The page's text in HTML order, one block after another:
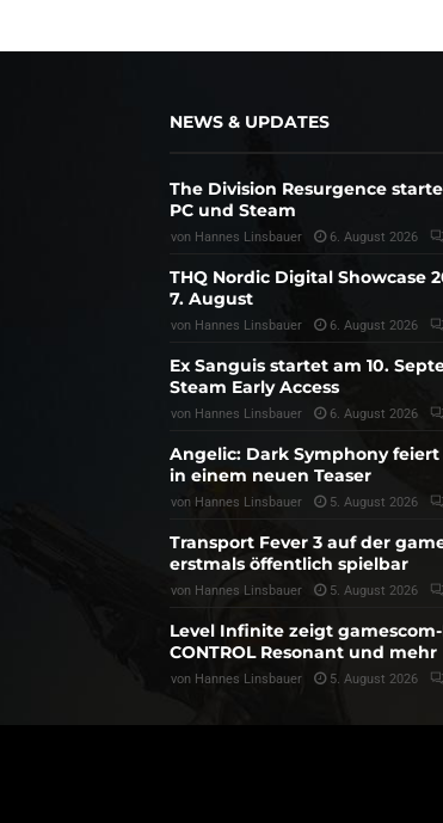
NEWS & UPDATES
The Division Resurgence
PC und Steam
von Hannes Linsbauer 6. August 2026
THQ Nordic Digital Showcase
7. August
von Hannes Linsbauer 6. August 2026
Ex Sanguis startet am 10.
Steam Early Access
von Hannes Linsbauer 6. August 2026
Angelic: Dark Symphony
in einem neuen Teaser
von Hannes Linsbauer 5. August 2026
Transport Fever 3 auf der
erstmals öffentlich spielbar
von Hannes Linsbauer 5. August 2026
Level Infinite zeigt
CONTROL Resonant und mehr
von Hannes Linsbauer 5. August 2026